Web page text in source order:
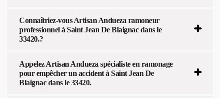
Connaîtriez-vous Artisan Andueza ramoneur
professionnel à Saint Jean De Blaignac dans le
33420.?
Appelez Artisan Andueza spécialiste en ramonage
pour empêcher un accident à Saint Jean De
Blaignac dans le 33420.